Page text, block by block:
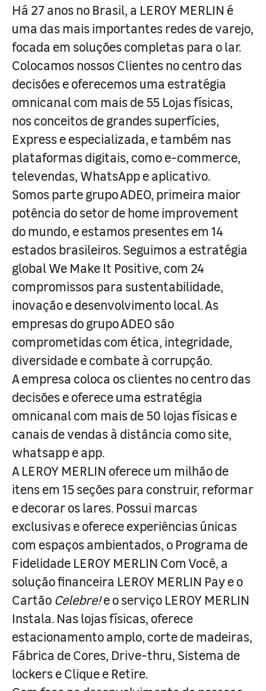
Há 27 anos no Brasil, a LEROY MERLIN é
uma das mais importantes redes de varejo,
focada em soluções completas para o lar.
Colocamos nossos Clientes no centro das
decisões e oferecemos uma estratégia
omnicanal com mais de 55 Lojas físicas,
nos conceitos de grandes superfícies,
Express e especializada, e também nas
plataformas digitais, como e-commerce,
televendas, WhatsApp e aplicativo.
Somos parte grupo ADEO, primeira maior
potência do setor de home improvement
do mundo, e estamos presentes em 14
estados brasileiros. Seguimos a estratégia
global We Make It Positive, com 24
compromissos para sustentabilidade,
inovação e desenvolvimento local. As
empresas do grupo ADEO são
comprometidas com ética, integridade,
diversidade e combate à corrupção.
A empresa coloca os clientes no centro das
decisões e oferece uma estratégia
omnicanal com mais de 50 lojas físicas e
canais de vendas à distância como site,
whatsapp e app.
A LEROY MERLIN oferece um milhão de
itens em 15 seções para construir, reformar
e decorar os lares. Possui marcas
exclusivas e oferece experiências únicas
com espaços ambientados, o Programa de
Fidelidade LEROY MERLIN Com Você, a
solução financeira LEROY MERLIN Pay e o
Cartão Celebre!e o serviço LEROY MERLIN
Instala. Nas lojas físicas, oferece
estacionamento amplo, corte de madeiras,
Fábrica de Cores, Drive-thru, Sistema de
lockers e Clique e Retire.